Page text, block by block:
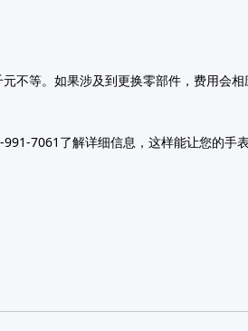
不等。如果涉及到更换零部件，费用会
7061了解详细信息，这样能让您的手